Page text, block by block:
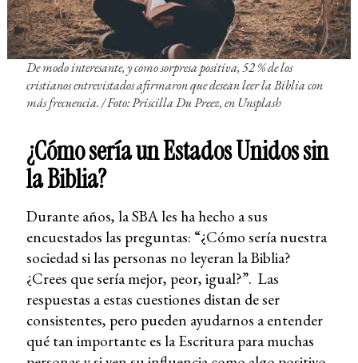
De modo interesante, y como sorpresa positiva, 52 % de los
cristianos entrevistados afirmaron que desean leer la Biblia con
más frecuencia. /Foto: Priscilla Du Preez, en Unsplash
¿Cómo sería un Estados Unidos sin
la Biblia?
Durante años, la SBA les ha hecho a sus
encuestados las preguntas: “¿Cómo sería nuestra
sociedad si las personas no leyeran la Biblia?
¿Crees que sería mejor, peor, igual?”. Las
respuestas a estas cuestiones distan de ser
consistentes, pero pueden ayudarnos a entender
qué tan importante es la Escritura para muchas